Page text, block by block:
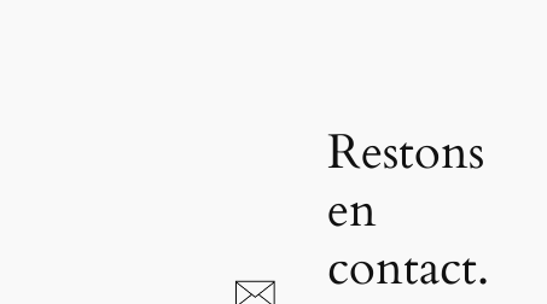
Restons
en
contact.